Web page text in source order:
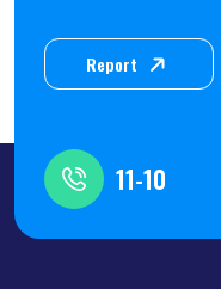
Report
11-10